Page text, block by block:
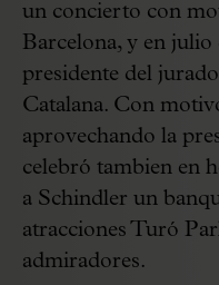
un concierto con
Barcelona, y en
presidente del
Catalana. Con
aprovechando la
celebró tambien en
a Schindler un
atracciones Turó
admiradores.